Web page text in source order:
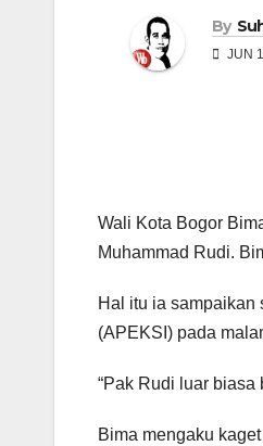
By
JUN
Wali Kota Bogor
Muhammad Rudi.
Hal itu ia sampaikan
(APEKSI) pada
“Pak Rudi luar biasa
Bima mengaku